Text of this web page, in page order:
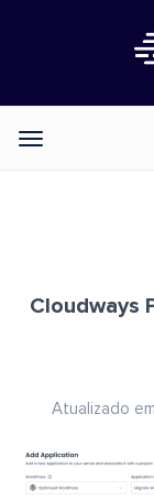
Categories
Cloudways
Atualizado